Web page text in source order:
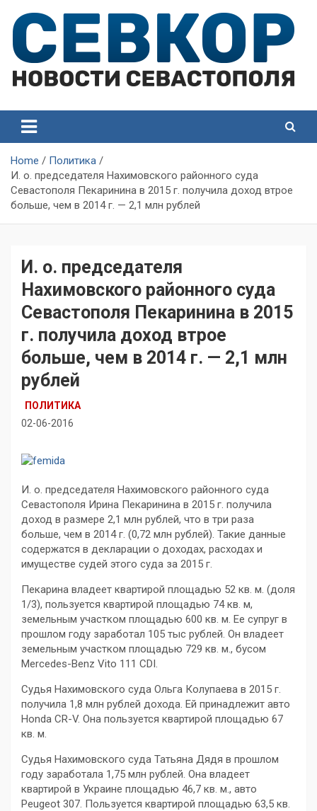
content
Севастополя
Севастополя
Home
Политика
И. о. председателя Нахимовского районного суда
Севастополя Пекаринина в 2015 г. получила доход втрое
больше, чем в 2014 г. — 2,1 млн рублей
И. о. председателя
Нахимовского районного суда
Севастополя Пекаринина в 2015
г. получила доход втрое
больше, чем в 2014 г. — 2,1 млн
рублей
ПОЛИТИКА
02-06-2016
И. о. председателя Нахимовского районного суда
Севастополя Ирина Пекаринина в 2015 г. получила
доход в размере 2,1 млн рублей, что в три раза
больше, чем в 2014 г. (0,72 млн рублей). Такие данные
содержатся в декларации о доходах, расходах и
имуществе судей этого суда за 2015 г.
Пекарина владеет квартирой площадью 52 кв. м. (доля
1/3), пользуется квартирой площадью 74 кв. м,
земельным участком площадью 600 кв. м. Ее супруг в
прошлом году заработал 105 тыс рублей. Он владеет
земельным участком площадью 729 кв. м., бусом
Mercedes-Benz Vito 111 CDI.
Судья Нахимовского суда Ольга Колупаева в 2015 г.
получила 1,8 млн рублей дохода. Ей принадлежит авто
Honda СR-V. Она пользуется квартирой площадью 67
кв. м.
Судья Нахимовского суда Татьяна Дядя в прошлом
году заработала 1,75 млн рублей. Она владеет
квартирой в Украине площадью 46,7 кв. м., авто
Peugeot 307. Пользуется квартирой площадью 63,5 кв.